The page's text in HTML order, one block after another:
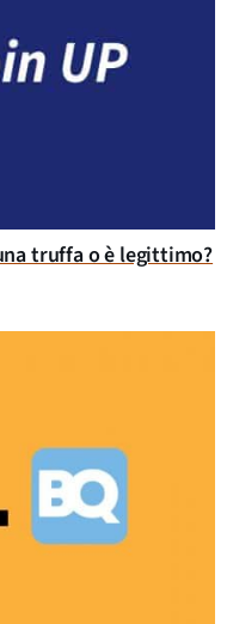
truffa o è legittimo?